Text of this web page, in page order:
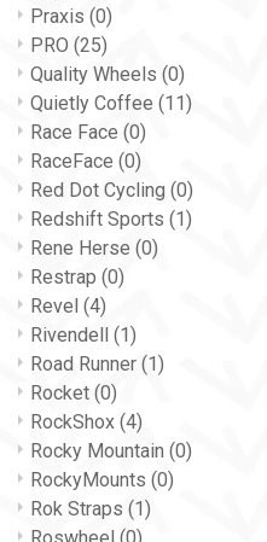
Praxis (0)
PRO (25)
Quality Wheels (0)
Quietly Coffee (11)
Race Face (0)
RaceFace (0)
Red Dot Cycling (0)
Redshift Sports (1)
Rene Herse (0)
Restrap (0)
Revel (4)
Rivendell (1)
Road Runner (1)
Rocket (0)
RockShox (4)
Rocky Mountain (0)
RockyMounts (0)
Rok Straps (1)